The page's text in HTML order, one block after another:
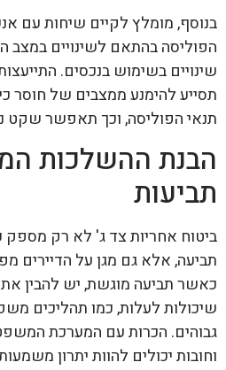
בנוסף, מומלץ לקיים שיחות עם
הפוליסה בהתאם לשינויים במצב
שינויים בשימוש בנכסים.
תסייע להימנע ממצבים של חוסר
תנאי הפוליסה, וכך תאפשר שקט
הבנת ההשלכות
תביעות
ביטוח אחריות צד ג' לא רק מספק
תביעה, אלא גם מגן על הדיירים
כאשר תביעה מוגשת, יש להבין
שיכולות לעלות, כמו תהליכים
גבוהים. הכרות עם המערכת
וחובות יכולים להוות יתרון